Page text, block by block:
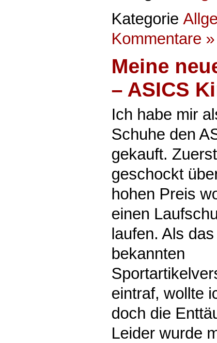
Kategorie
Kommentare »
Meine
– ASICS
Ich habe mir
Schuhe den
gekauft.
geschockt
hohen Preis
einen
laufen. Als
bekannten
eintraf, wollte
doch die
Leider wurde